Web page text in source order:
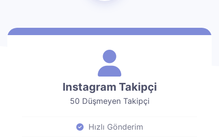
Instagram Takipçi
50 Düşmeyen Takipçi
Hızlı Gönderim